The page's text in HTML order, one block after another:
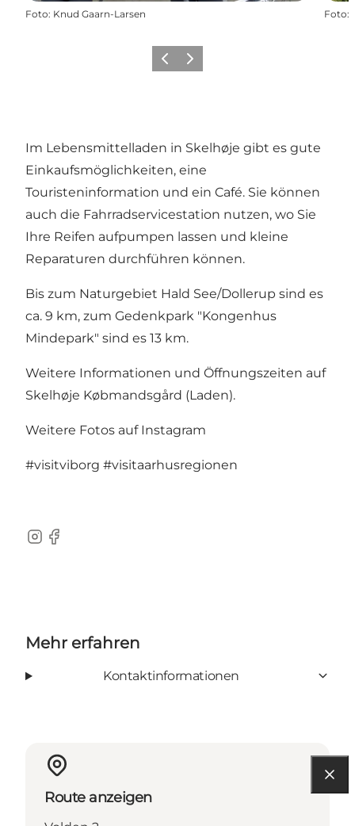
Foto: Knud Gaarn-Larsen Foto:
ZurückWeiter
Im Lebensmittelladen in Skelhøje gibt es gute
Einkaufsmöglichkeiten, eine
Touristeninformation und ein Café. Sie können
auch die Fahrradservicestation nutzen, wo Sie
Ihre Reifen aufpumpen lassen und kleine
Reparaturen durchführen können.
Bis zum Naturgebiet Hald See/Dollerup sind es
ca. 9 km, zum Gedenkpark "Kongenhus
Mindepark" sind es 13 km.
Weitere Informationen und Öffnungszeiten auf
Skelhøje Købmandsgård (Laden).
Weitere Fotos auf Instagram
#visitviborg #visitaarhusregionen
Instagram
Facebook
Mehr erfahren
Kontaktinformationen
Route anzeigen